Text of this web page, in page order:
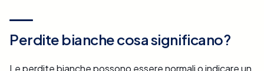
Perdite bianche cosa significano?
Le perdite bianche possono essere normali o indicare un